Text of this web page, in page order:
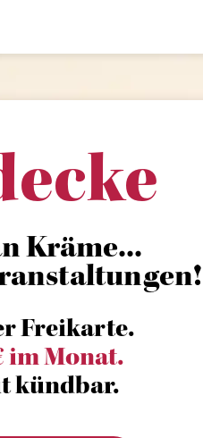
Kräme...
Freikarte.
im Monat.
kündbar.